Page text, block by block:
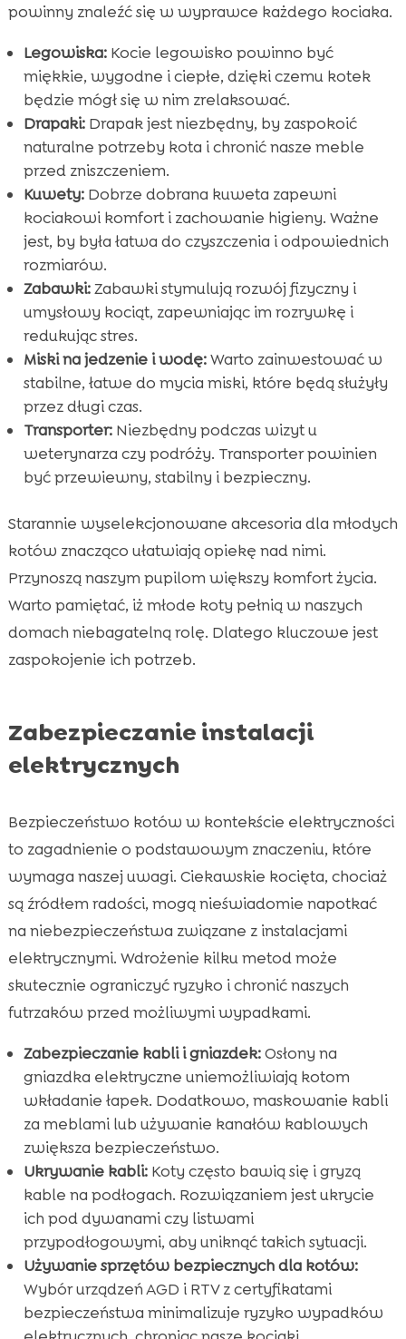
powinny znaleźć się w wyprawce każdego kociaka.
Legowiska:Kocie legowisko powinno być
miękkie, wygodne i ciepłe, dzięki czemu kotek
będzie mógł się w nim zrelaksować.
Drapaki:Drapak jest niezbędny, by zaspokoić
naturalne potrzeby kota i chronić nasze meble
przed zniszczeniem.
Kuwety:Dobrze dobrana kuweta zapewni
kociakowi komfort i zachowanie higieny. Ważne
jest, by była łatwa do czyszczenia i odpowiednich
rozmiarów.
Zabawki:Zabawki stymulują rozwój fizyczny i
umysłowy kociąt, zapewniając im rozrywkę i
redukując stres.
Miski na jedzenie i wodę:Warto zainwestować w
stabilne, łatwe do mycia miski, które będą służyły
przez długi czas.
Transporter:Niezbędny podczas wizyt u
weterynarza czy podróży. Transporter powinien
być przewiewny, stabilny i bezpieczny.
Starannie wyselekcjonowane akcesoria dla młodych
kotów znacząco ułatwiają opiekę nad nimi.
Przynoszą naszym pupilom większy komfort życia.
Warto pamiętać, iż młode koty pełnią w naszych
domach niebagatelną rolę. Dlatego kluczowe jest
zaspokojenie ich potrzeb.
Zabezpieczanie instalacji
elektrycznych
Bezpieczeństwo kotów w kontekście elektryczności
to zagadnienie o podstawowym znaczeniu, które
wymaga naszej uwagi. Ciekawskie kocięta, chociaż
są źródłem radości, mogą nieświadomie napotkać
na niebezpieczeństwa związane z instalacjami
elektrycznymi. Wdrożenie kilku metod może
skutecznie ograniczyć ryzyko i chronić naszych
futrzaków przed możliwymi wypadkami.
Zabezpieczanie kabli i gniazdek:Osłony na
gniazdka elektryczne uniemożliwiają kotom
wkładanie łapek. Dodatkowo, maskowanie kabli
za meblami lub używanie kanałów kablowych
zwiększa bezpieczeństwo.
Ukrywanie kabli:Koty często bawią się i gryzą
kable na podłogach. Rozwiązaniem jest ukrycie
ich pod dywanami czy listwami
przypodłogowymi, aby uniknąć takich sytuacji.
Używanie sprzętów bezpiecznych dla kotów:
Wybór urządzeń AGD i RTV z certyfikatami
bezpieczeństwa minimalizuje ryzyko wypadków